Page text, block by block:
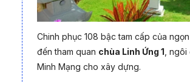
hồn theo điệu Ca Huế trên sông Hương
được sống chậm lại, cảm nhận sự tinh tế,
đặc trưng chỉ có ở mảnh đất cố đô.
Chinh phục 108 bậc tam cấp của ngọn
đến tham quan chùa Linh Ứng 1 ,
Minh Mạng cho xây dựng.